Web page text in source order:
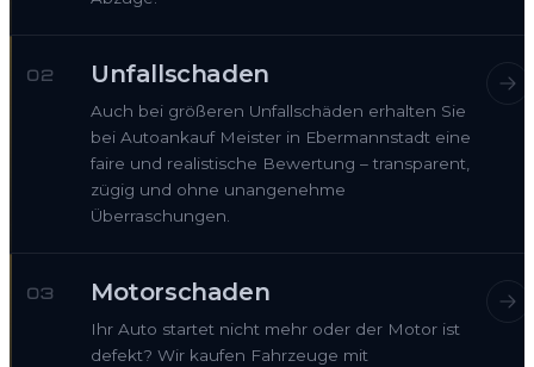
02 Unfallschaden
Auch bei größeren Unfallschäden erhalten Sie
bei Autoankauf Meister in Ebermannstadt eine
faire und realistische Bewertung – transparent,
zügig und ohne unangenehme
Überraschungen.
03 Motorschaden
Ihr Auto startet nicht mehr oder der Motor ist
defekt? Wir kaufen Fahrzeuge mit